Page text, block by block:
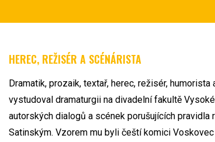
HEREC, REŽISÉR A SCÉNÁRISTA
Dramatik, prozaik, textař, herec, režisér,
vystudoval dramaturgii na divadelní fakultě
autorských dialogů a scének porušujících
Satinským. Vzorem mu byli čeští komici